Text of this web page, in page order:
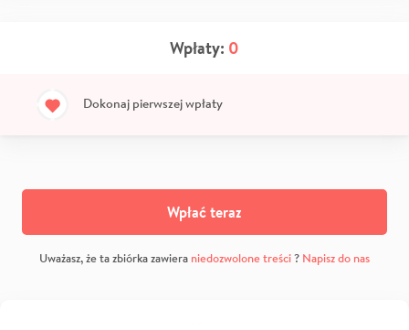
Wpłaty: 0
Dokonaj pierwszej wpłaty
Wpłać teraz
Uważasz, że ta zbiórka zawiera niedozwolone treści? Napisz do nas